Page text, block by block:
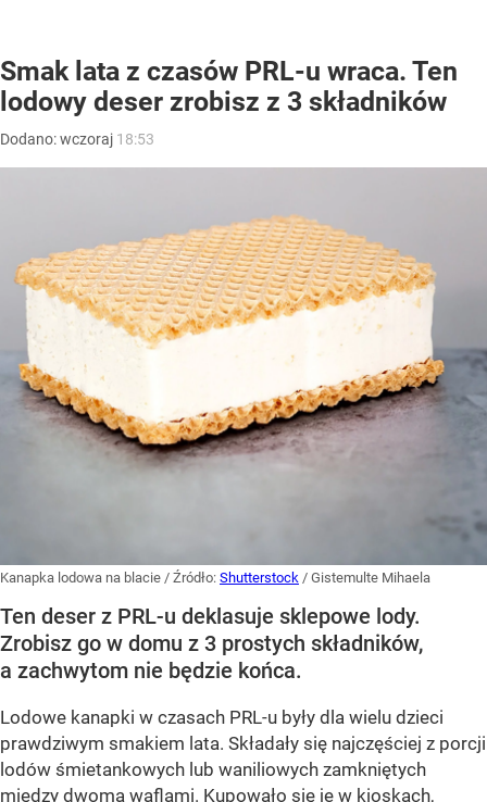
Smak lata z czasów PRL-u wraca. Ten
lodowy deser zrobisz z 3 składników
Dodano:wczoraj 18:53
Kanapka lodowa na blacie / Źródło: Shutterstock / Gistemulte Mihaela
Ten deser z PRL-u deklasuje sklepowe lody.
Zrobisz go w domu z 3 prostych składników,
a zachwytom nie będzie końca.
Lodowe kanapki w czasach PRL-u były dla wielu dzieci
prawdziwym smakiem lata. Składały się najczęściej z porcji
lodów śmietankowych lub waniliowych zamkniętych
między dwoma waflami. Kupowało się je w kioskach,